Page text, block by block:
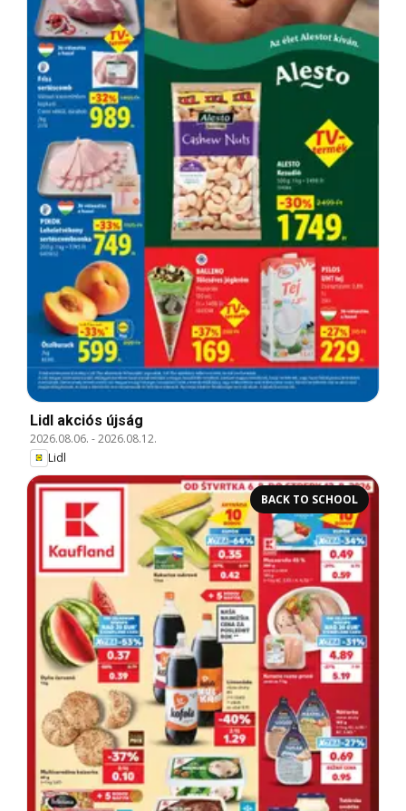
Lidl akciós újság
2026.08.06. -2026.08.12.
Lidl
BACK TO SCHOOL